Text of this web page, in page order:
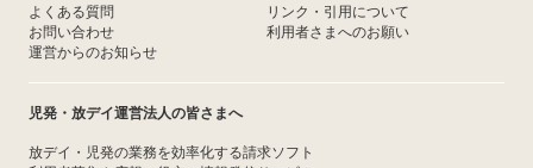
よくある質問
お問い合わせ
運営からのお知らせ
リンク・引用について
利用者さまへのお願い
児発・放デイ運営法人の皆さまへ
放デイ・児発の業務を効率化する請求ソフト